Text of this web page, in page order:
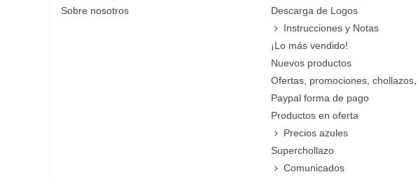
Sobre nosotros
Descarga de Logos
Instrucciones y Notas
¡Lo más vendido!
Nuevos productos
Ofertas, promociones, chollazos,
Paypal forma de pago
Productos en oferta
Precios azules
Superchollazo
Comunicados